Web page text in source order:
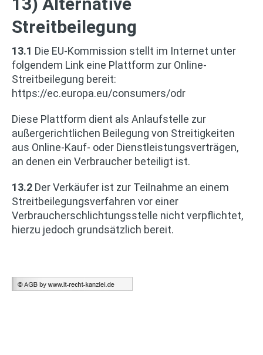
Streitbeilegung
13.1 Die EU-Kommission stellt im Internet unter
folgendem Link eine Plattform zur Online-
Streitbeilegung bereit:
https://ec.europa.eu/consumers/odr
Diese Plattform dient als Anlaufstelle zur
außergerichtlichen Beilegung von Streitigkeiten
aus Online-Kauf- oder Dienstleistungsverträgen,
an denen ein Verbraucher beteiligt ist.
13.2 Der Verkäufer ist zur Teilnahme an einem
Streitbeilegungsverfahren vor einer
Verbraucherschlichtungsstelle nicht verpflichtet,
hierzu jedoch grundsätzlich bereit.